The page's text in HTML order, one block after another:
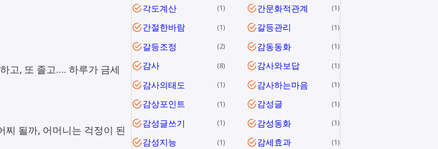
고, 또 졸고…. 하루가 금세
찌 될까, 어머니는 걱정이 된
각도계산 1 간문화적관계 1
간절한바람 1 갈등관리 1
갈등조정 2 감동동화 1
감사 8 감사와보답 1
감사의태도 1 감사하는마음 1
감상포인트 1 감성글 1
감성글쓰기 1 감성동화 1
감성지능 1 감세효과 1